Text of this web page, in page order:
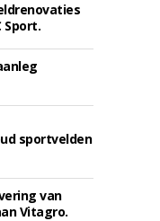
Sport.
sportvelden
van
Vitagro.